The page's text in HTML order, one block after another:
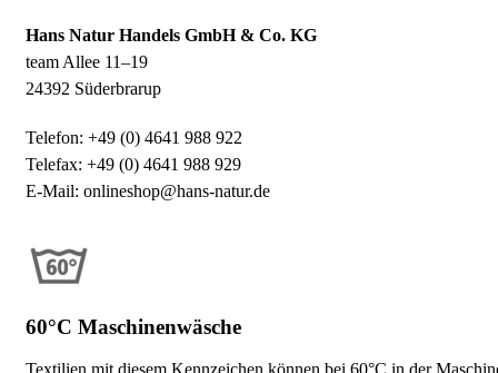
Hans Natur Handels GmbH & Co. KG
team Allee 11–19
24392 Süderbrarup
Telefon: +49 (0) 4641 988 922
Telefax: +49 (0) 4641 988 929
E-Mail: onlineshop@hans-natur.de
60°C Maschinenwäsche